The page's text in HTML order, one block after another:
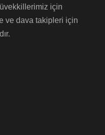
için
ve dava takipleri için